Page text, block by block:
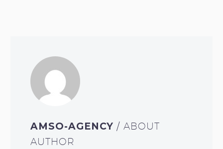
AMSO-AGENCY/ ABOUT
AUTHOR